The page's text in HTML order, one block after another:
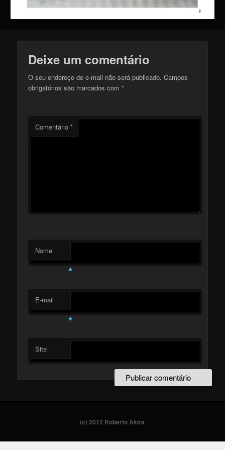
Deixe um comentário
O seu endereço de e-mail não será publicado. Campos
obrigatórios são marcados com*
Comentário*
Nome
*
E-mail
*
Site
(c) 2012 Roberto Akira